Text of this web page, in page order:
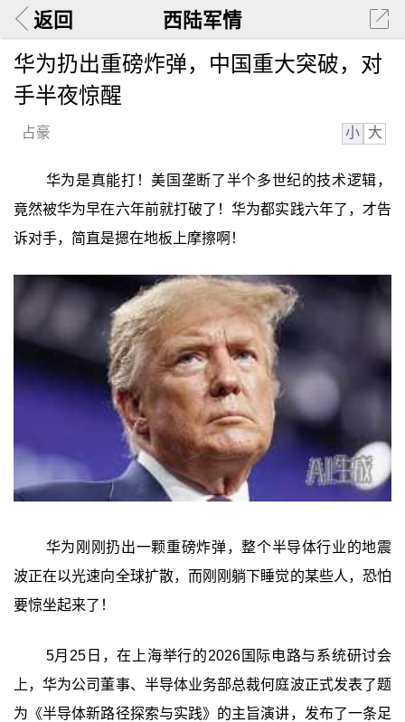
返回 西陆军情
华为扔出重磅炸弹，中国重大突破，对
手半夜惊醒
占豪 小 大
华为是真能打！美国垄断了半个多世纪的技术逻辑，
竟然被华为早在六年前就打破了！华为都实践六年了，才告
诉对手，简直是摁在地板上摩擦啊！
华为刚刚扔出一颗重磅炸弹，整个半导体行业的地震
波正在以光速向全球扩散，而刚刚躺下睡觉的某些人，恐怕
要惊坐起来了！
5月25日，在上海举行的2026国际电路与系统研讨会
上，华为公司董事、半导体业务部总裁何庭波正式发表了题
为《半导体新路径探索与实践》的主旨演讲，发布了一条足